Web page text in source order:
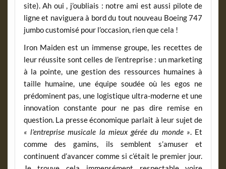
site). Ah oui , j’oubliais : notre ami est aussi pilote de
ligne et naviguera à bord du tout nouveau Boeing 747
jumbo customisé pour l’occasion, rien que cela !
Iron Maiden est un immense groupe, les recettes de
leur réussite sont celles de l’entreprise : un marketing
à la pointe, une gestion des ressources humaines à
taille humaine, une équipe soudée où les egos ne
prédominent pas, une logistique ultra-moderne et une
innovation constante pour ne pas dire remise en
question. La presse économique parlait à leur sujet de
« l’entreprise musicale la mieux gérée du monde ». Et
comme des gamins, ils semblent s’amuser et
continuent d’avancer comme si c’était le premier jour.